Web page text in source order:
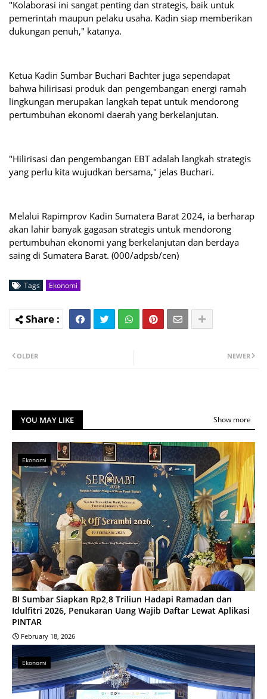
"Kolaborasi ini sangat penting dan strategis, baik untuk
pemerintah maupun pelaku usaha. Kadin siap memberikan
dukungan penuh," katanya.
Ketua Kadin Sumbar Buchari Bachter juga sependapat
bahwa hilirisasi produk dan pengembangan energi ramah
lingkungan merupakan langkah tepat untuk mendorong
pertumbuhan ekonomi daerah yang berkelanjutan.
"Hilirisasi dan pengembangan EBT adalah langkah strategis
yang perlu kita wujudkan bersama," jelas Buchari.
Melalui Rapimprov Kadin Sumatera Barat 2024, ia berharap
akan lahir banyak gagasan strategis untuk mendorong
pertumbuhan ekonomi yang berkelanjutan dan berdaya
saing di Sumatera Barat. (000/adpsb/cen)
Tags Ekonomi
NEWER
OLDER
YOU MAY LIKE Show more
Ekonomi
BI Sumbar Siapkan Rp2,8 Triliun Hadapi Ramadan dan
Idulfitri 2026, Penukaran Uang Wajib Daftar Lewat Aplikasi
PINTAR
February 18, 2026
Ekonomi